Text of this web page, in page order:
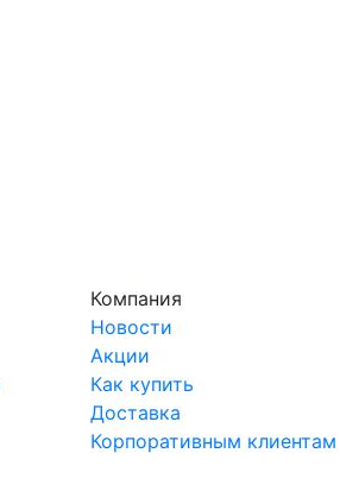
Компания
Новости
Акции
Как купить
Доставка
Корпоративным клиентам